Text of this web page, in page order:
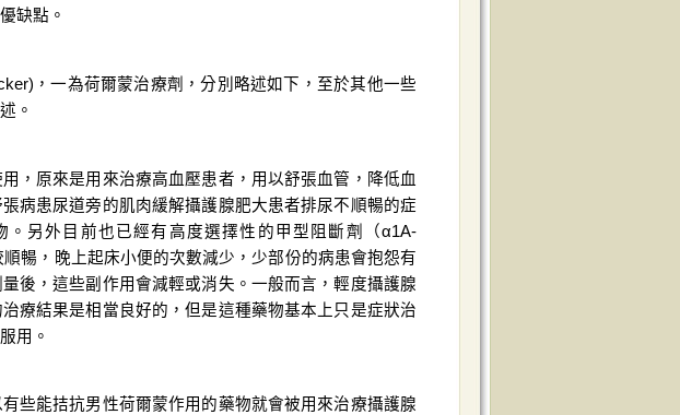
缺點。
，一為荷爾蒙治療劑，分別略述如下，至於其他一些
。
，原來是用來治療高血壓患者，用以舒張血管，降低血
病患尿道旁的肌肉緩解攝護腺肥大患者排尿不順暢的症
另外目前也已經有高度選擇性的甲型阻斷劑（α1A-
暢，晚上起床小便的次數減少，少部份的病患會抱怨有
後，這些副作用會減輕或消失。一般而言，輕度攝護腺
療結果是相當良好的，但是這種藥物基本上只是症狀治
用。
些能拮抗男性荷爾蒙作用的藥物就會被用來治療攝護腺